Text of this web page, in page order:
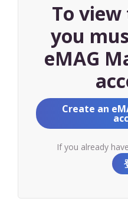
To
you
eMAG
Create an
If you already